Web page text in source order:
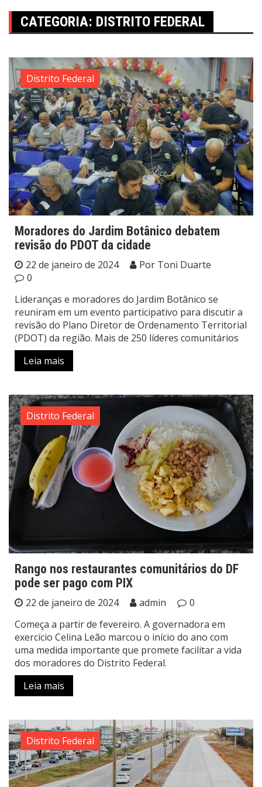
CATEGORIA: DISTRITO FEDERAL
Distrito Federal
Moradores do Jardim Botânico debatem
revisão do PDOT da cidade
22 de janeiro de 2024
Por Toni Duarte
0
Lideranças e moradores do Jardim Botânico se
reuniram em um evento participativo para discutir a
revisão do Plano Diretor de Ordenamento Territorial
(PDOT) da região. Mais de 250 líderes comunitários
Leia mais
Distrito Federal
Rango nos restaurantes comunitários do DF
pode ser pago com PIX
22 de janeiro de 2024 admin
0
Começa a partir de fevereiro. A governadora em
exercício Celina Leão marcou o início do ano com
uma medida importante que promete facilitar a vida
dos moradores do Distrito Federal.
Leia mais
Distrito Federal